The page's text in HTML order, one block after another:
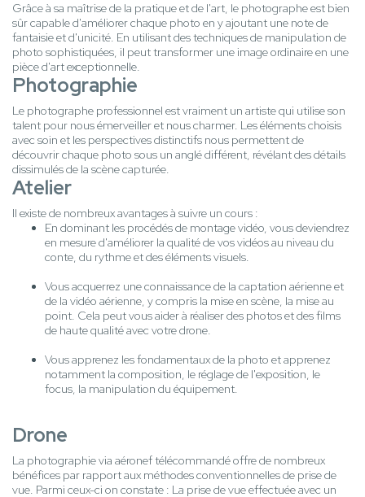
Grâce à sa maîtrise de la pratique et de l'art, le photographe est bien
sûr capable d'améliorer chaque photo en y ajoutant une note de
fantaisie et d'unicité. En utilisant des techniques de manipulation de
photo sophistiquées, il peut transformer une image ordinaire en une
pièce d'art exceptionnelle.
Photographie
Le photographe professionnel est vraiment un artiste qui utilise son
talent pour nous émerveiller et nous charmer. Les éléments choisis
avec soin et les perspectives distinctifs nous permettent de
découvrir chaque photo sous un anglé différent, révélant des détails
dissimulés de la scène capturée.
Atelier
Il existe de nombreux avantages à suivre un cours :
En dominant les procédés de montage vidéo, vous deviendrez
en mesure d'améliorer la qualité de vos vidéos au niveau du
conte, du rythme et des éléments visuels.
Vous acquerrez une connaissance de la captation aérienne et
de la vidéo aérienne, y compris la mise en scène, la mise au
point. Cela peut vous aider à réaliser des photos et des films
de haute qualité avec votre drone.
Vous apprenez les fondamentaux de la photo et apprenez
notamment la composition, le réglage de l'exposition, le
focus, la manipulation du équipement.
Drone
La photographie via aéronef télécommandé offre de nombreux
bénéfices par rapport aux méthodes conventionnelles de prise de
vue. Parmi ceux-ci on constate : La prise de vue effectuée avec un